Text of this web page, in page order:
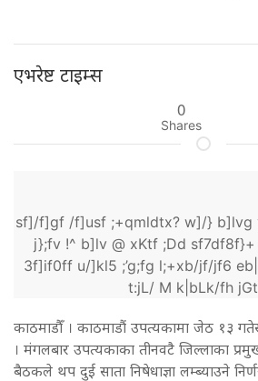
एभरेष्ट टाइम्स
0
Shares
sf]/f]gf /f]usf ;+qmldtx? w]/} b]lvg
j};fv !^ b]lv @ xKtf ;Dd
3f]if0ff u/]kl5 ;’g;fg l;+xb/jf/jf6
t:jL/ M k|bLk/fh
काठमाडौँ । काठमाडौं उपत्यकामा जेठ १३
। मंगलबार उपत्यकाका तीनवटै जिल्लाका
बैठकले थप दुई साता निषेधाज्ञा लम्ब्याउने